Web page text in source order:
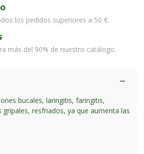
los pedidos superiores a 50 €.
más del 90% de nuestro catálogo.
bucales, laringitis, faringitis,
resfriados, ya que aumenta las